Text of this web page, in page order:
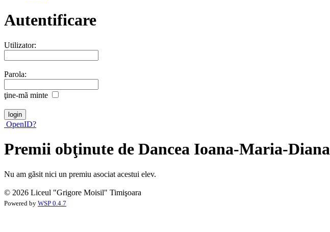
Autentificare
Utilizator:
Parola:
ţine-mã minte
OpenID?
Premii obţinute de Dancea Ioana-Maria-Diana
Nu am gãsit nici un premiu asociat acestui elev.
© 2026 Liceul "Grigore Moisil" Timişoara
Powered by WSP 0.4.7